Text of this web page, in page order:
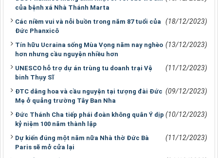
của bệnh xá Nhà Thánh Marta
Các niềm vui và nỗi buồn trong năm 87 tuổi của
Đức Phanxicô
(18/12/2023)
Tín hữu Ucraina sống Mùa Vọng năm nay nghèo
hơn nhưng cầu nguyện nhiều hơn
(13/12/2023)
UNESCO hỗ trợ dự án trùng tu doanh trại Vệ
binh Thụy Sĩ
(11/12/2023)
ĐTC dâng hoa và cầu nguyện tại tượng đài Đức
Mẹ ở quảng trường Tây Ban Nha
(09/12/2023)
Đức Thánh Cha tiếp phái đoàn không quân Ý dịp
kỷ niệm 100 năm thành lập
(10/12/2023)
Dự kiến đúng một năm nữa Nhà thờ Đức Bà
Paris sẽ mở cửa lại
(11/12/2023)